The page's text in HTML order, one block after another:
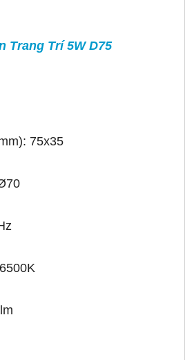
Trang Trí 5W D75
75x35